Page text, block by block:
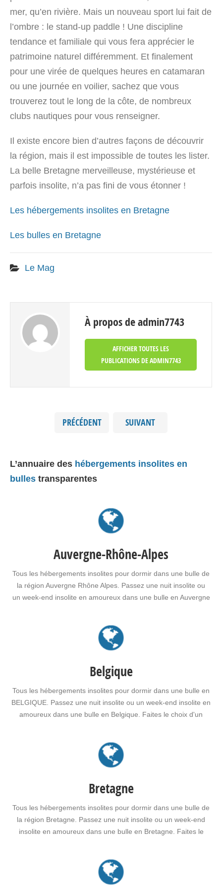
mer, qu’en rivière. Mais un nouveau sport lui fait de
l’ombre : le stand-up paddle ! Une discipline
tendance et familiale qui vous fera apprécier le
patrimoine naturel différemment. Et finalement
pour une virée de quelques heures en catamaran
ou une journée en voilier, sachez que vous
trouverez tout le long de la côte, de nombreux
clubs nautiques pour vous renseigner.
Il existe encore bien d’autres façons de découvrir
la région, mais il est impossible de toutes les lister.
La belle Bretagne merveilleuse, mystérieuse et
parfois insolite, n’a pas fini de vous étonner !
Les hébergements insolites en Bretagne
Les bulles en Bretagne
Le Mag
À propos de admin7743
AFFICHER TOUTES LES
PUBLICATIONS DE ADMIN7743
PRÉCÉDENT SUIVANT
L’annuaire des hébergements insolites en
bulles transparentes
Auvergne-Rhône-Alpes
Tous les hébergements insolites pour dormir dans une bulle de
la région Auvergne Rhône Alpes. Passez une nuit insolite ou
un week-end insolite en amoureux dans une bulle en Auvergne
ou pour…
Belgique
Tous les hébergements insolites pour dormir dans une bulle en
BELGIQUE. Passez une nuit insolite ou un week-end insolite en
amoureux dans une bulle en Belgique. Faites le choix d'un
proches.
Bretagne
Tous les hébergements insolites pour dormir dans une bulle de
la région Bretagne. Passez une nuit insolite ou un week-end
insolite en amoureux dans une bulle en Bretagne. Faites le
à…